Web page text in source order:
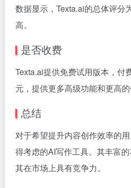
数据显示，Texta.ai的总体评分
高。
是否收费
Texta.ai提供免费试用版本，付
元，提供更多高级功能和更高的
总结
对于希望提升内容创作效率的
得考虑的AI写作工具。其丰富
其在市场上具有竞争力。